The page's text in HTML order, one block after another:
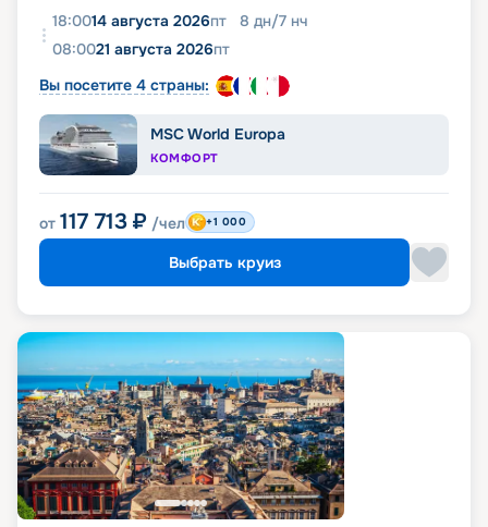
18:0014 августа 2026пт 8 дн/7 нч
08:0021 августа 2026пт
Вы посетите 4 страны:
MSC World Europa
КОМФОРТ
от 117 713 ₽ /чел +1 000
Выбрать круиз